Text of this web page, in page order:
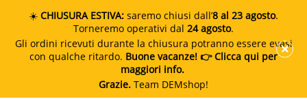
☀️ CHIUSURA ESTIVA: saremo chiusi dall’8 al 23 agosto.
Torneremo operativi dal 24 agosto.
Gli ordini ricevuti durante la chiusura potranno essere evasi
con qualche ritardo. Buone vacanze! 👉 Clicca qui per
maggiori info.
Grazie. Team DEMshop!